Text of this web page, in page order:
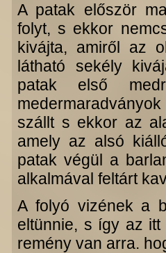
A patak először
folyt, s ekkor
kivájta, amiről az
látható sekély
patak első
szállt s ekkor az
amely az alsó
patak végül a
alkalmával feltárt
A folyó vizének a
eltünnie, s így az itt
remény van arra.